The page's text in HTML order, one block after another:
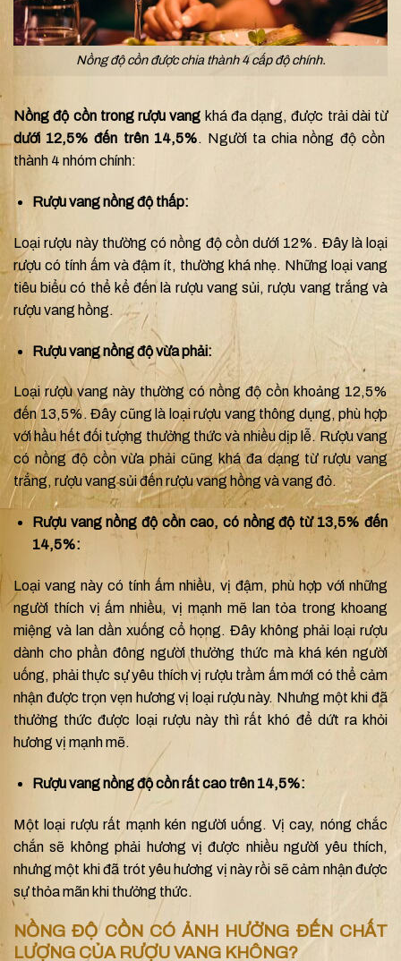
Nồng độ cồn được chia thành 4 cấp độ chính.
Nồng độ cồn trong rượu vang khá đa dạng, được trải dài từ
dưới 12,5% đến trên 14,5%. Người ta chia nồng độ cồn
thành 4 nhóm chính:
Rượu vang nồng độ thấp:
Loại rượu này thường có nồng độ cồn dưới 12%. Đây là loại
rượu có tính ấm và đậm ít, thường khá nhẹ. Những loại vang
tiêu biểu có thể kể đến là rượu vang sủi, rượu vang trắng và
rượu vang hồng.
Rượu vang nồng độ vừa phải:
Loại rượu vang này thường có nồng độ cồn khoảng 12,5%
đến 13,5%. Đây cũng là loại rượu vang thông dụng, phù hợp
với hầu hết đối tượng thưởng thức và nhiều dịp lễ. Rượu vang
có nồng độ cồn vừa phải cũng khá đa dạng từ rượu vang
trắng, rượu vang sủi đến rượu vang hồng và vang đỏ.
Rượu vang nồng độ cồn cao, có nồng độ từ 13,5% đến
14,5%:
Loại vang này có tính ấm nhiều, vị đậm, phù hợp với những
người thích vị ấm nhiều, vị mạnh mẽ lan tỏa trong khoang
miệng và lan dần xuống cổ họng. Đây không phải loại rượu
dành cho phần đông người thưởng thức mà khá kén người
uống, phải thực sự yêu thích vị rượu trầm ấm mới có thể cảm
nhận được trọn vẹn hương vị loại rượu này. Nhưng một khi đã
thưởng thức được loại rượu này thì rất khó để dứt ra khỏi
hương vị mạnh mẽ.
Rượu vang nồng độ cồn rất cao trên 14,5%:
Một loại rượu rất mạnh kén người uống. Vị cay, nóng chắc
chắn sẽ không phải hương vị được nhiều người yêu thích,
nhưng một khi đã trót yêu hương vị này rồi sẽ cảm nhận được
sự thỏa mãn khi thưởng thức.
NỒNG ĐỘ CỒN CÓ ẢNH HƯỞNG ĐẾN CHẤT
LƯỢNG CỦA RƯỢU VANG KHÔNG?